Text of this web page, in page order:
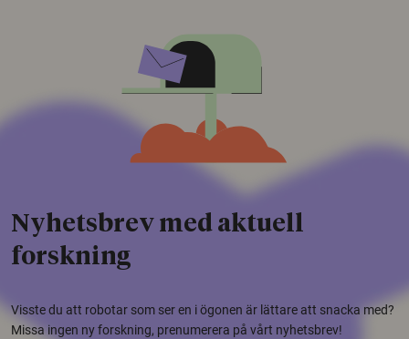
Nyhetsbrev med aktuell
forskning
Visste du att robotar som ser en i ögonen är lättare att snacka med?
Missa ingen ny forskning, prenumerera på vårt nyhetsbrev!